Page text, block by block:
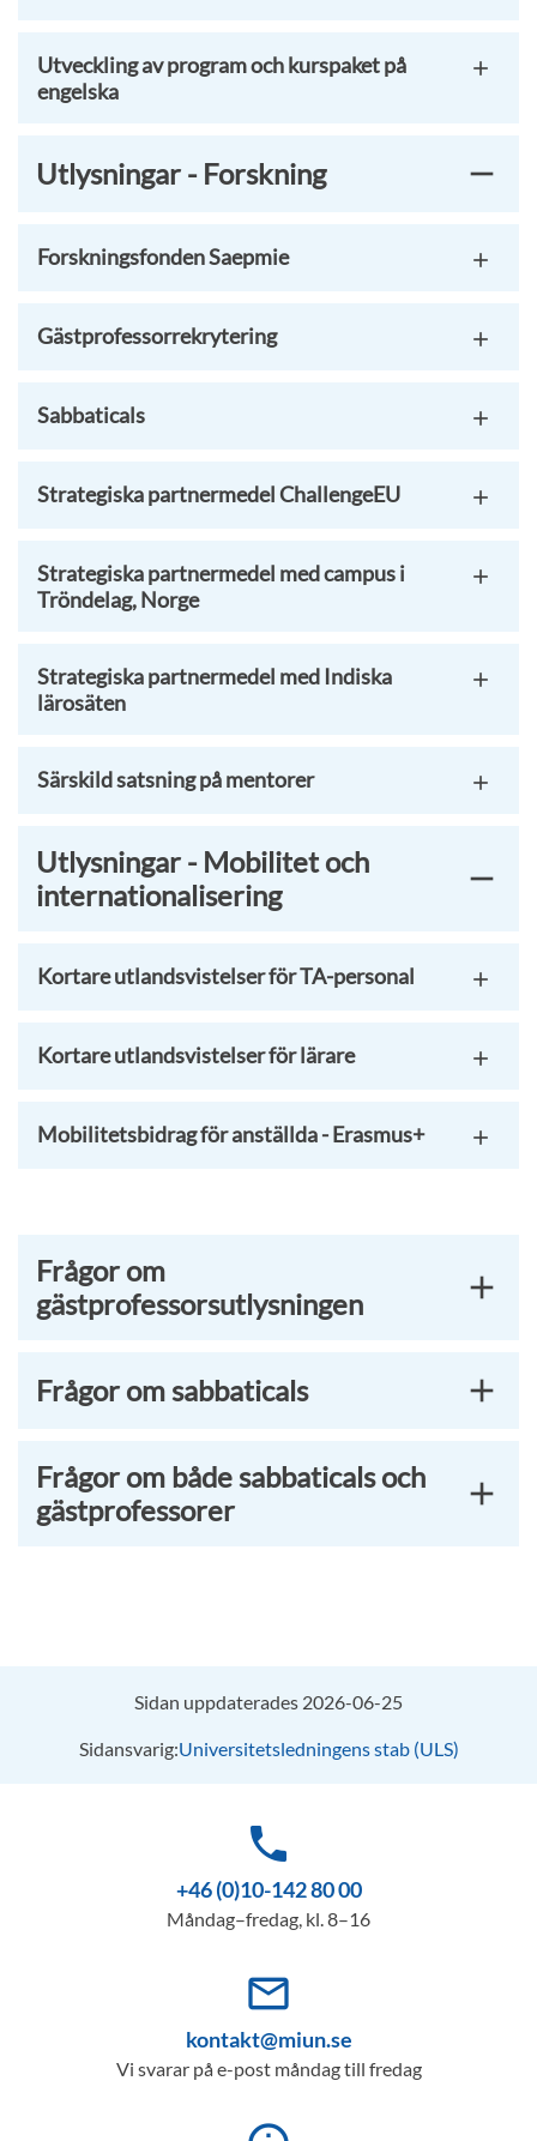
Utveckling av program och kurspaket på
engelska
Utlysningar - Forskning
Forskningsfonden Saepmie
Gästprofessorrekrytering
Sabbaticals
Strategiska partnermedel ChallengeEU
Strategiska partnermedel med campus i
Tröndelag, Norge
Strategiska partnermedel med Indiska
lärosäten
Särskild satsning på mentorer
Utlysningar - Mobilitet och
internationalisering
Kortare utlandsvistelser för TA-personal
Kortare utlandsvistelser för lärare
Mobilitetsbidrag för anställda - Erasmus+
Frågor om
gästprofessorsutlysningen
Frågor om sabbaticals
Frågor om både sabbaticals och
gästprofessorer
Sidan uppdaterades 2026-06-25
Sidansvarig:Universitetsledningens stab (ULS)
phone
+46 (0)10-142 80 00
Måndag–fredag, kl. 8–16
mail_outline
kontakt@miun.se
Vi svarar på e-post måndag till fredag